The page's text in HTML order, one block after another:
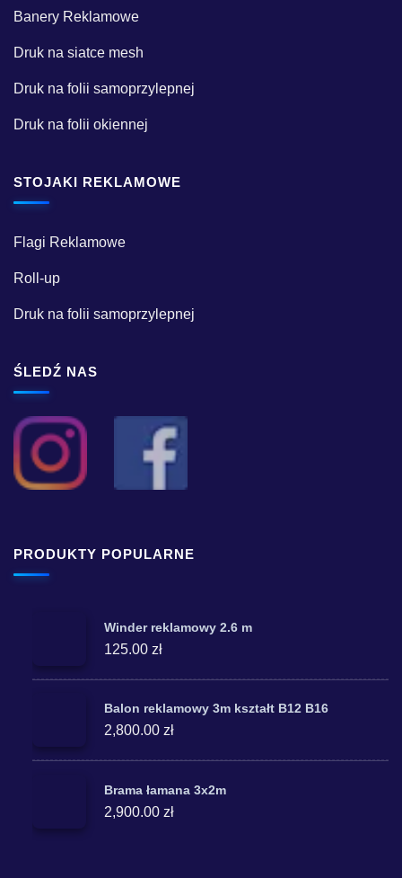
Banery Reklamowe
Druk na siatce mesh
Druk na folii samoprzylepnej
Druk na folii okiennej
STOJAKI REKLAMOWE
Flagi Reklamowe
Roll-up
Druk na folii samoprzylepnej
ŚLEDŹ NAS
PRODUKTY POPULARNE
Winder reklamowy 2.6 m
125.00 zł
Balon reklamowy 3m kształt B12 B16
2,800.00 zł
Brama łamana 3x2m
2,900.00 zł